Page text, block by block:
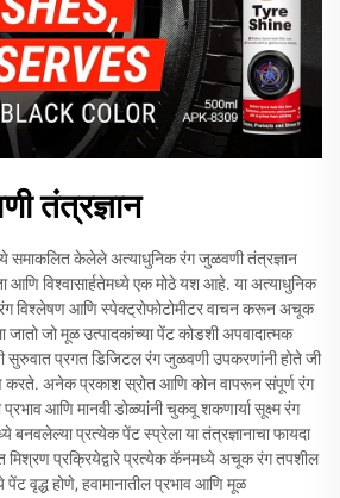
तंत्रज्ञान
समाकलित केलेले अत्याधुनिक रंग जुळवणी तंत्रज्ञान
आणि विश्वासार्हतेमध्ये एक मोठे यश आहे. या अत्याधुनिक
विश्लेषण आणि स्पेक्ट्रोफोटोमीटर वाचन करून अचूक
जातो जो मूळ उत्पादकांच्या पेंट कोडशी अपवादात्मक
प्रगत डिजिटल रंग जुळवणी उपकरणांनी होते जी
करते. अनेक प्रकाश स्रोत आणि कोन वापरून संपूर्ण रंग
आणि मानवी डोळ्यांनी चुकवू शकणार्या सूक्ष्म रंग
प्रत्येक पेंट स्प्रेला या तंत्रज्ञानाचा फायदा
मिश्रण प्रक्रियेद्वारे प्रत्येक कॅनमध्ये अचूक रंग तपशील
वृद्ध होणे, हवामानातील प्रभाव आणि मूळ